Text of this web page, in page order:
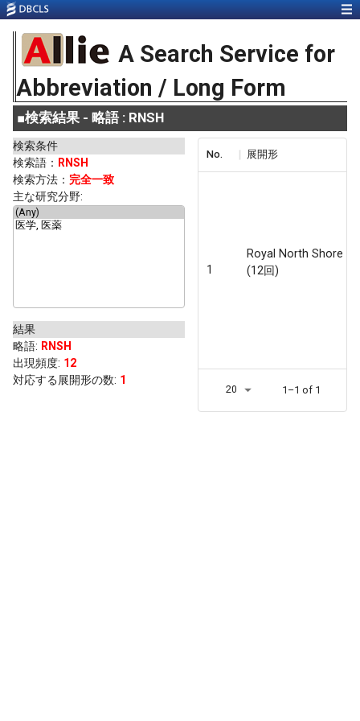
A Search Service for
Abbreviation / Long Form
■検索結果 - 略語 : RNSH
検索条件
検索語： RNSH
検索方法： 完全一致
主な研究分野:
結果
略語: RNSH
出現頻度: 12
対応する展開形の数: 1
No. 展開形
1
Royal North Shore
(12回)
20 1–1 of 1